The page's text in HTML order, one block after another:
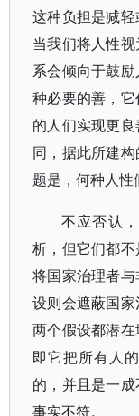
这种负担是减轻
当我们将人性
系会倾向于鼓
种必要的善，
的人们实现更
同，据此所建
题是，何种人性
不应否认
析，但它们都
将国家治理者
设则会遮蔽国
两个假设都潜在
即它把所有人
的，并且是一
事实不符。